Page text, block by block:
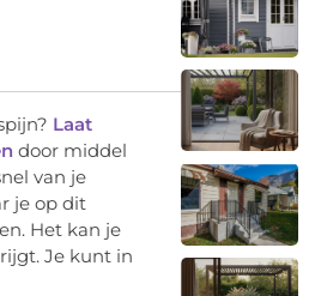
Laat
door middel
van je
je op dit
Het kan je
Je kunt in